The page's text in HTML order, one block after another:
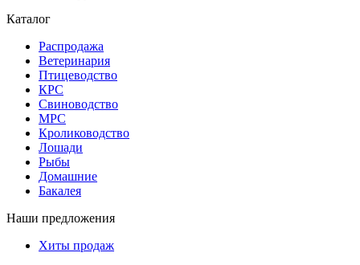
Каталог
Распродажа
Ветеринария
Птицеводство
КРС
Свиноводство
МРС
Кролиководство
Лошади
Рыбы
Домашние
Бакалея
Наши предложения
Хиты продаж